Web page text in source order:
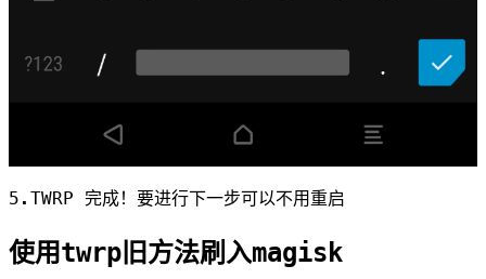
5.TWRP 完成！要进行下一步可以不用重启
使用twrp旧方法刷入magisk